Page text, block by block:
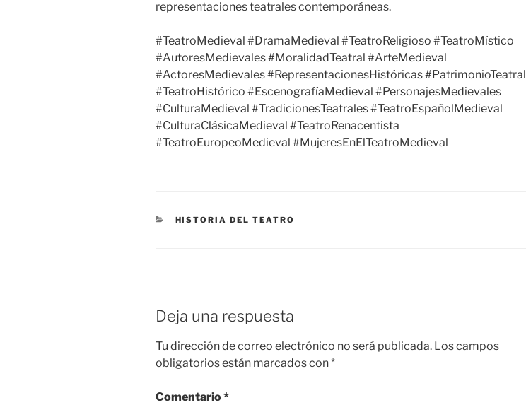
representaciones teatrales contemporáneas.
#TeatroMedieval #DramaMedieval #TeatroReligioso #TeatroMístico
#AutoresMedievales #MoralidadTeatral #ArteMedieval
#ActoresMedievales #RepresentacionesHistóricas #PatrimonioTeatral
#TeatroHistórico #EscenografíaMedieval #PersonajesMedievales
#CulturaMedieval #TradicionesTeatrales #TeatroEspañolMedieval
#CulturaClásicaMedieval #TeatroRenacentista
#TeatroEuropeoMedieval #MujeresEnElTeatroMedieval
HISTORIA DEL TEATRO
Deja una respuesta
Tu dirección de correo electrónico no será publicada. Los campos
obligatorios están marcados con*
Comentario*